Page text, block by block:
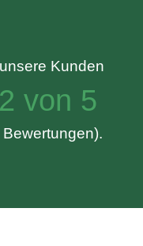
Kunden
von 5